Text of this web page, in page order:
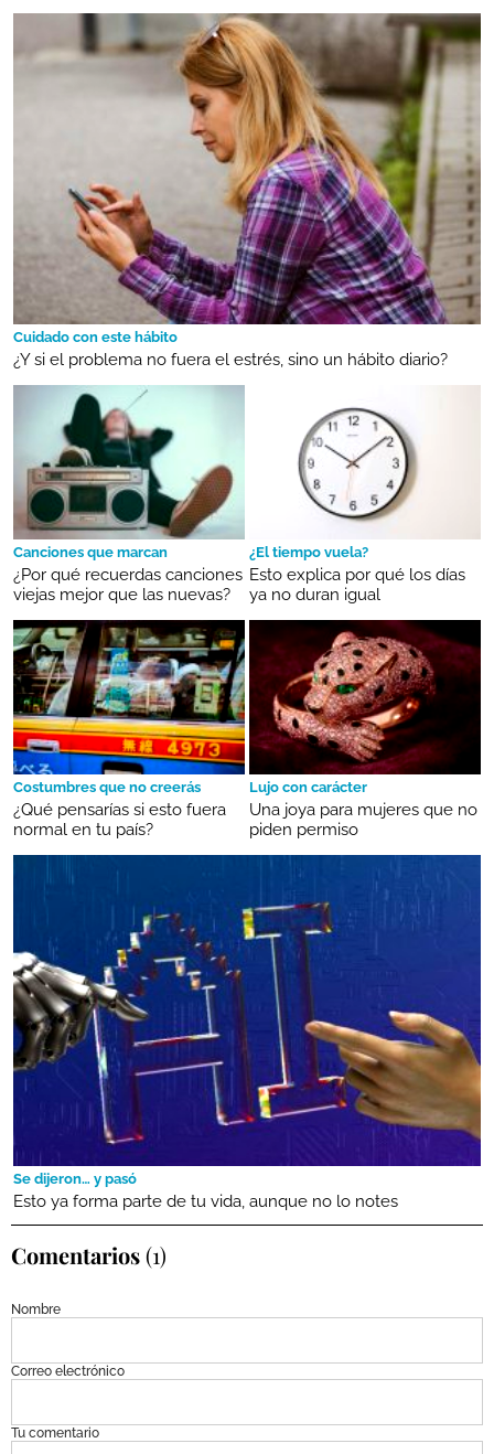
Cuidado con este hábito
¿Y si el problema no fuera el estrés, sino un hábito diario?
Canciones que marcan
¿Por qué recuerdas canciones
viejas mejor que las nuevas?
¿El tiempo vuela?
Esto explica por qué los días
ya no duran igual
Costumbres que no creerás
¿Qué pensarías si esto fuera
normal en tu país?
Lujo con carácter
Una joya para mujeres que no
piden permiso
Se dijeron… y pasó
Esto ya forma parte de tu vida, aunque no lo notes
Comentarios(1)
Nombre
Correo electrónico
Tu comentario